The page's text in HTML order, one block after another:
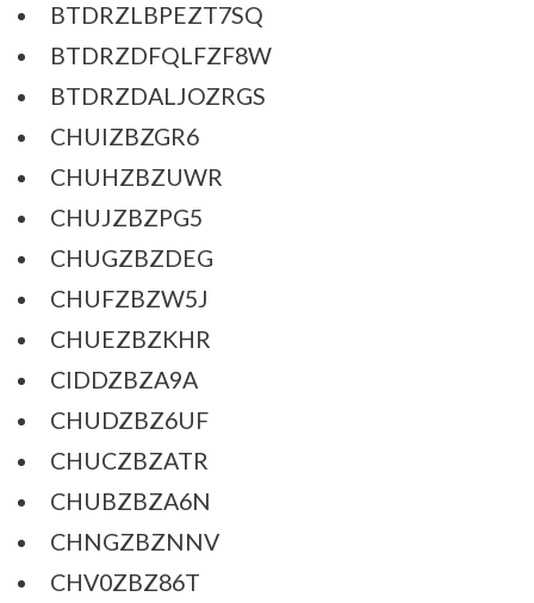
BTDRZLBPEZT7SQ
BTDRZDFQLFZF8W
BTDRZDALJOZRGS
CHUIZBZGR6
CHUHZBZUWR
CHUJZBZPG5
CHUGZBZDEG
CHUFZBZW5J
CHUEZBZKHR
CIDDZBZA9A
CHUDZBZ6UF
CHUCZBZATR
CHUBZBZA6N
CHNGZBZNNV
CHV0ZBZ86T